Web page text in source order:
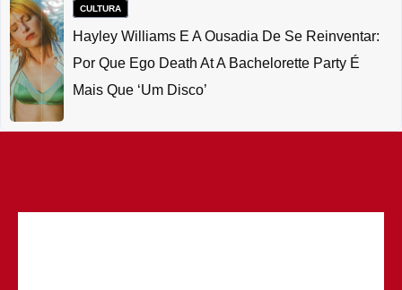
CULTURA
Hayley Williams E A Ousadia De Se Reinventar:
Por Que Ego Death At A Bachelorette Party É
Mais Que ‘um Disco’